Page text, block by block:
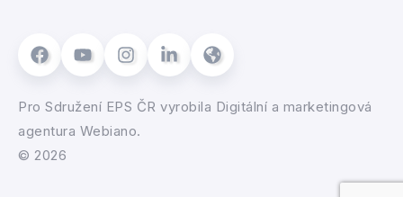
Pro Sdružení EPS ČR vyrobila Digitální a marketingová
agentura Webiano.
© 2026